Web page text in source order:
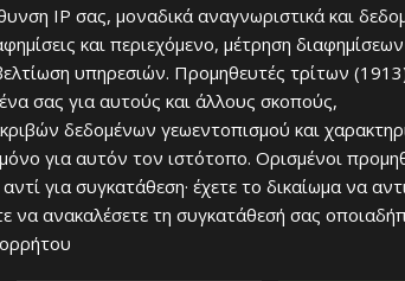
εγγεγραμμένου γυμναστή, σε ένα ευχάριστο
IP σας, μοναδικά αναγνωριστικά και
και περιεχόμενο, μέτρηση
υπηρεσιών. Προμηθευτές τρίτων
σας για αυτούς και άλλους σκοπούς,
δεδομένων γεωεντοπισμού και
για αυτόν τον ιστότοπο. Ορισμένοι
για συγκατάθεση· έχετε το δικαίωμα να
να ανακαλέσετε τη συγκατάθεσή σας